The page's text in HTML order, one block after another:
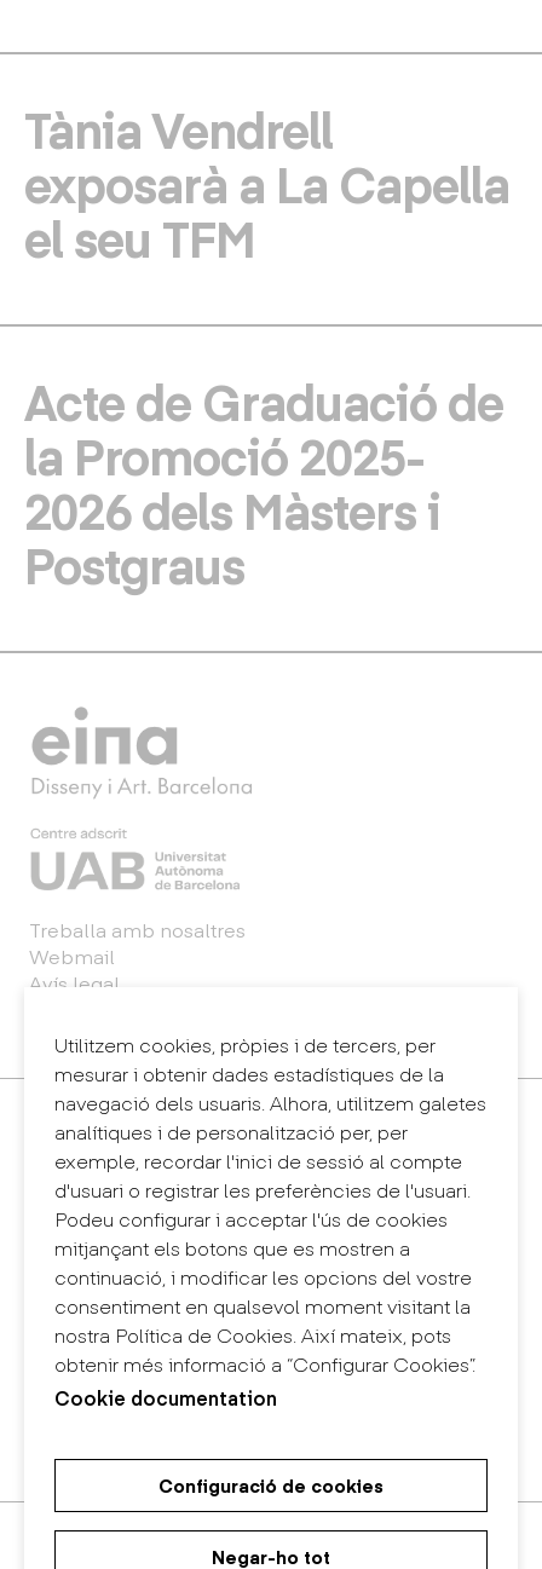
Tània Vendrell
exposarà a La Capella
el seu TFM
Acte de Graduació de
la Promoció 2025-
2026 dels Màsters i
Postgraus
Utilitzem cookies, pròpies i de tercers, per
mesurar i obtenir dades estadístiques de la
navegació dels usuaris. Alhora, utilitzem galetes
analítiques i de personalització per, per
exemple, recordar l'inici de sessió al compte
d'usuari o registrar les preferències de l'usuari.
Podeu configurar i acceptar l'ús de cookies
mitjançant els botons que es mostren a
continuació, i modificar les opcions del vostre
consentiment en qualsevol moment visitant la
nostra Política de Cookies. Així mateix, pots
obtenir més informació a “Configurar Cookies”.
Cookie documentation
Configuració de cookies
Negar-ho tot
Treballa amb nosaltres
Webmail
Avís legal
Sintema intern d'informació (canal de denúncies)
Contacte
+34 932 030 923
info@eina.cat
Eina Sentmenat
Passeig Santa Eulàlia, 25
08017 Barcelona
+34 672 31 86 57
Eina Bosc
Carrer del Bosc, 2
+34 675 78 48 03